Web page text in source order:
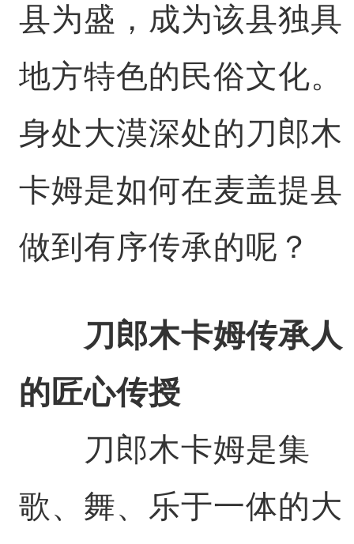
县为盛，成为该县独具
地方特色的民俗文化。
身处大漠深处的刀郎木
卡姆是如何在麦盖提县
做到有序传承的呢？
刀郎木卡姆传承人
的匠心传授
刀郎木卡姆是集
歌、舞、乐于一体的大